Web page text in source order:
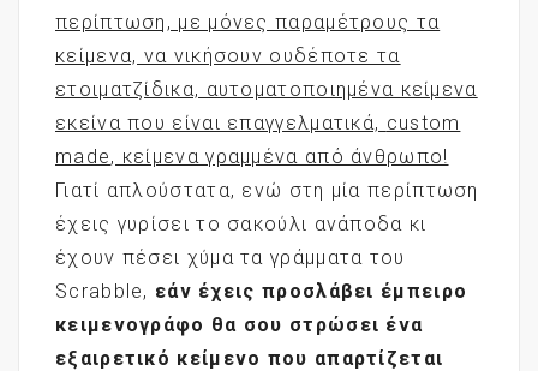
περίπτωση, με μόνες παραμέτρους τα
κείμενα, να νικήσουν ουδέποτε τα
ετοιματζίδικα, αυτοματοποιημένα κείμενα
εκείνα που είναι επαγγελματικά, custom
made, κείμενα γραμμένα από άνθρωπο!
Γιατί απλούστατα, ενώ στη μία περίπτωση
έχεις γυρίσει το σακούλι ανάποδα κι
έχουν πέσει χύμα τα γράμματα του
Scrabble, εάν έχεις προσλάβει έμπειρο
κειμενογράφο θα σου στρώσει ένα
εξαιρετικό κείμενο που απαρτίζεται